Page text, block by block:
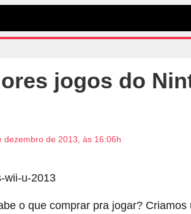
jogos do
dezembro de 2013, às 16:06h
o que comprar pra jogar?